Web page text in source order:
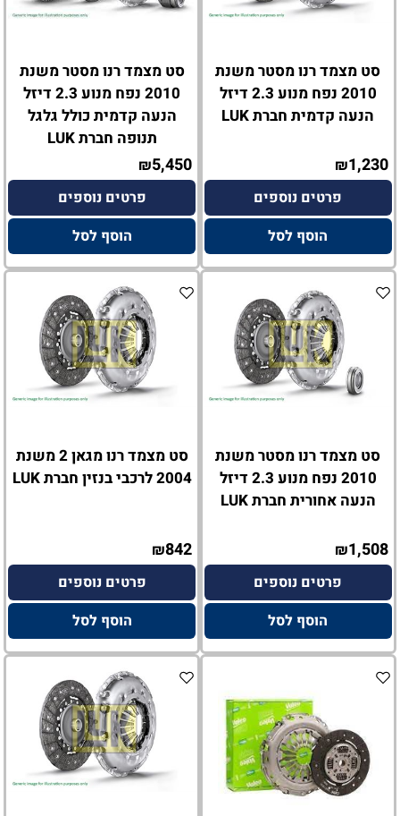
סט מצמד רנו מסטר משנת
2010 נפח מנוע 2.3 דיזל
הנעה קדמית חברת LUK
₪1,230
פרטים נוספים
הוסף לסל
סט מצמד רנו מסטר משנת
2010 נפח מנוע 2.3 דיזל
הנעה קדמית כולל גלגל
תנופה חברת LUK
₪5,450
פרטים נוספים
הוסף לסל
סט מצמד רנו מסטר משנת
2010 נפח מנוע 2.3 דיזל
הנעה אחורית חברת LUK
₪1,508
פרטים נוספים
הוסף לסל
סט מצמד רנו מגאן 2 משנת
2004 לרכבי בנזין חברת LUK
₪842
פרטים נוספים
הוסף לסל